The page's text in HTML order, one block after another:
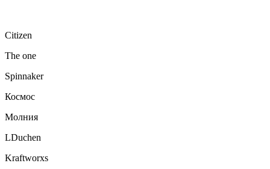
Citizen
The one
Spinnaker
Космос
Молния
LDuchen
Kraftworxs